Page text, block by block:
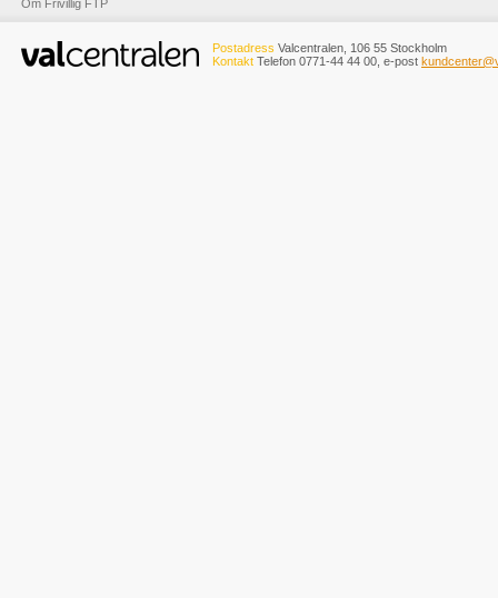
Om Frivillig FTP
Postadress Valcentralen, 106 55 Stockholm
Kontakt Telefon 0771-44 44 00, e-post